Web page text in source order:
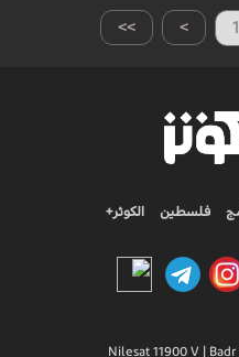
>> > 1
فلسطين الكوثر+
Nilesat 11900 V | Badr